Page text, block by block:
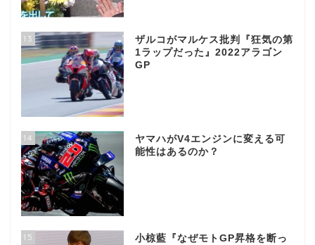
13
ザルコがマルケス批判『狂気の第
1ラップだった』2022アラゴン
GP
14
ヤマハがV4エンジンに変える可
能性はあるのか？
15
小椋藍『なぜモトGP昇格を断っ